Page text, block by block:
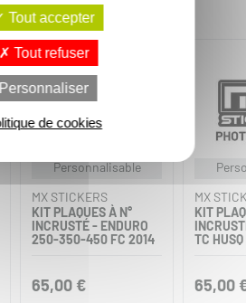
Personnalisable
MX STICKERS
KIT PLAQUES À N°
INCRUSTÉ - ENDURO
250-350-450 FC 2014
65,00 €
MX
KIT
TC
65,00
Tout accepter
Tout refuser
Personnaliser
de cookies